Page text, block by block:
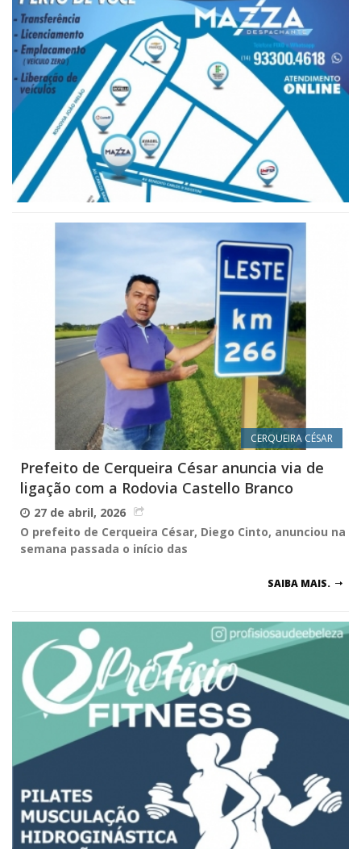
CERQUEIRA CÉSAR
Prefeito de Cerqueira César anuncia via de
ligação com a Rodovia Castello Branco
27 de abril, 2026
O prefeito de Cerqueira César, Diego Cinto, anunciou na
semana passada o início das
SAIBA MAIS.